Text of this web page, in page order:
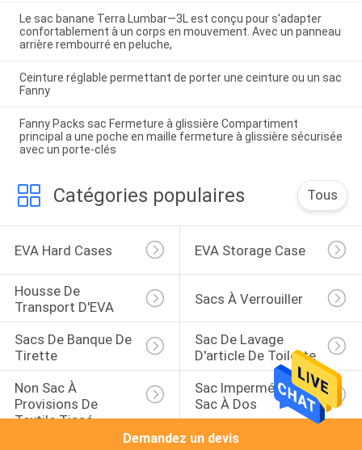
Le sac banane Terra Lumbar—3L est conçu pour s'adapter
confortablement à un corps en mouvement. Avec un panneau
arrière rembourré en peluche,
Ceinture réglable permettant de porter une ceinture ou un sac
Fanny
Fanny Packs sac Fermeture à glissière Compartiment
principal a une poche en maille fermeture à glissière sécurisée
avec un porte-clés
Catégories populaires Tous
EVA Hard Cases EVA Storage Case
Housse De
Transport D'EVA
Sacs À Verrouiller
Sacs De Banque De
Tirette
Sac De Lavage
D'article De Toilette
Non Sac À
Provisions De
Textile Tissé
Sac Imperméable De
Sac À Dos
Demandez un devis